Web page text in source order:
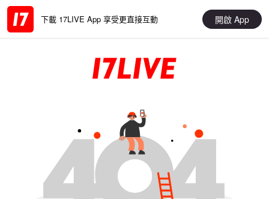
下載 17LIVE App 享受更直接互動 開啟 App